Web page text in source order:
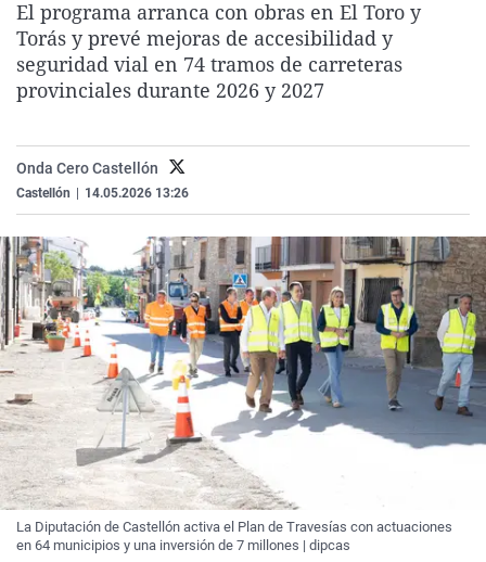
La rosa de los vientos
Gente viajera
Como el perro y el
Caso
Retornados
Equipo de
Extremadura
Galicia
La Rioja
Virales
Televisión
Elecciones
El programa arranca con obras en El Toro y
Torás y prevé mejoras de accesibilidad y
seguridad vial en 74 tramos de carreteras
provinciales durante 2026 y 2027
Onda Cero Castellón
Castellón 14.05.2026 13:26
La Diputación de Castellón activa el Plan de Travesías con actuaciones
en 64 municipios y una inversión de 7 millones | dipcas